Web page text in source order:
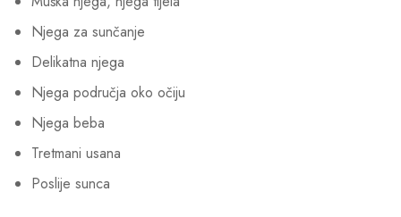
Njega za sunčanje
Delikatna njega
Njega područja oko očiju
Njega beba
Tretmani usana
Poslije sunca